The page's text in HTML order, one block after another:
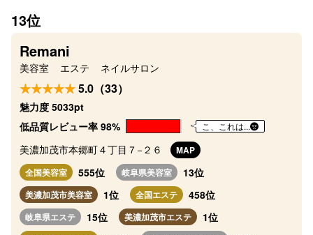
13位
Remani
美容室 エステ ネイルサロン
5.0（33）
魅力度 5033pt
低品質レビュー率 98%
こ、これは...
美濃加茂市本郷町４丁目７−２６
MAP
全国美容室
555位 岐阜県美容室 13位
美濃加茂市美容室 1位 全国エステ 458位
岐阜県エステ 15位 美濃加茂市エステ 1位